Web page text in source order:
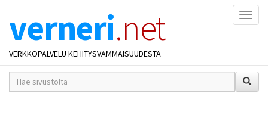
verneri.net
VERKKOPALVELU KEHITYSVAMMAISUUDESTA
hakusana(t)
*